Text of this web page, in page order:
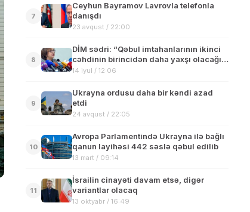
7
Ceyhun Bayramov Lavrovla telefonla
danışdı
23 avqust / 22:00
8
DİM sədri: “Qəbul imtahanlarının ikinci
cəhdinin birincidən daha yaxşı olacağı
gözlənilir”
14 iyul / 12:06
9
Ukrayna ordusu daha bir kəndi azad
etdi
24 avqust / 22:05
10
Avropa Parlamentində Ukrayna ilə bağlı
qanun layihəsi 442 səslə qəbul edilib
13 mart / 09:14
11
İsrailin cinayəti davam etsə, digər
variantlar olacaq
13 oktyabr / 16:49